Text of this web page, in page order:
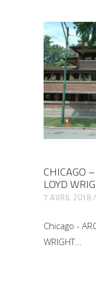
CHICAGO
LOYD
7 AVRIL 2018
Chicago -
WRIGHT